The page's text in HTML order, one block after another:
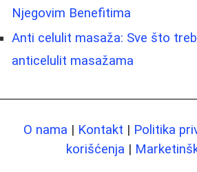
Njegovim Benefitima
Anti celulit masaža: Sve što
anticelulit masažama
O nama | Kontakt | Politika
korišćenja |